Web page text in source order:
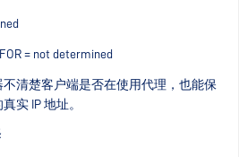
= not determined
楚客户端是否在使用代理，也能保
实 IP 地址。